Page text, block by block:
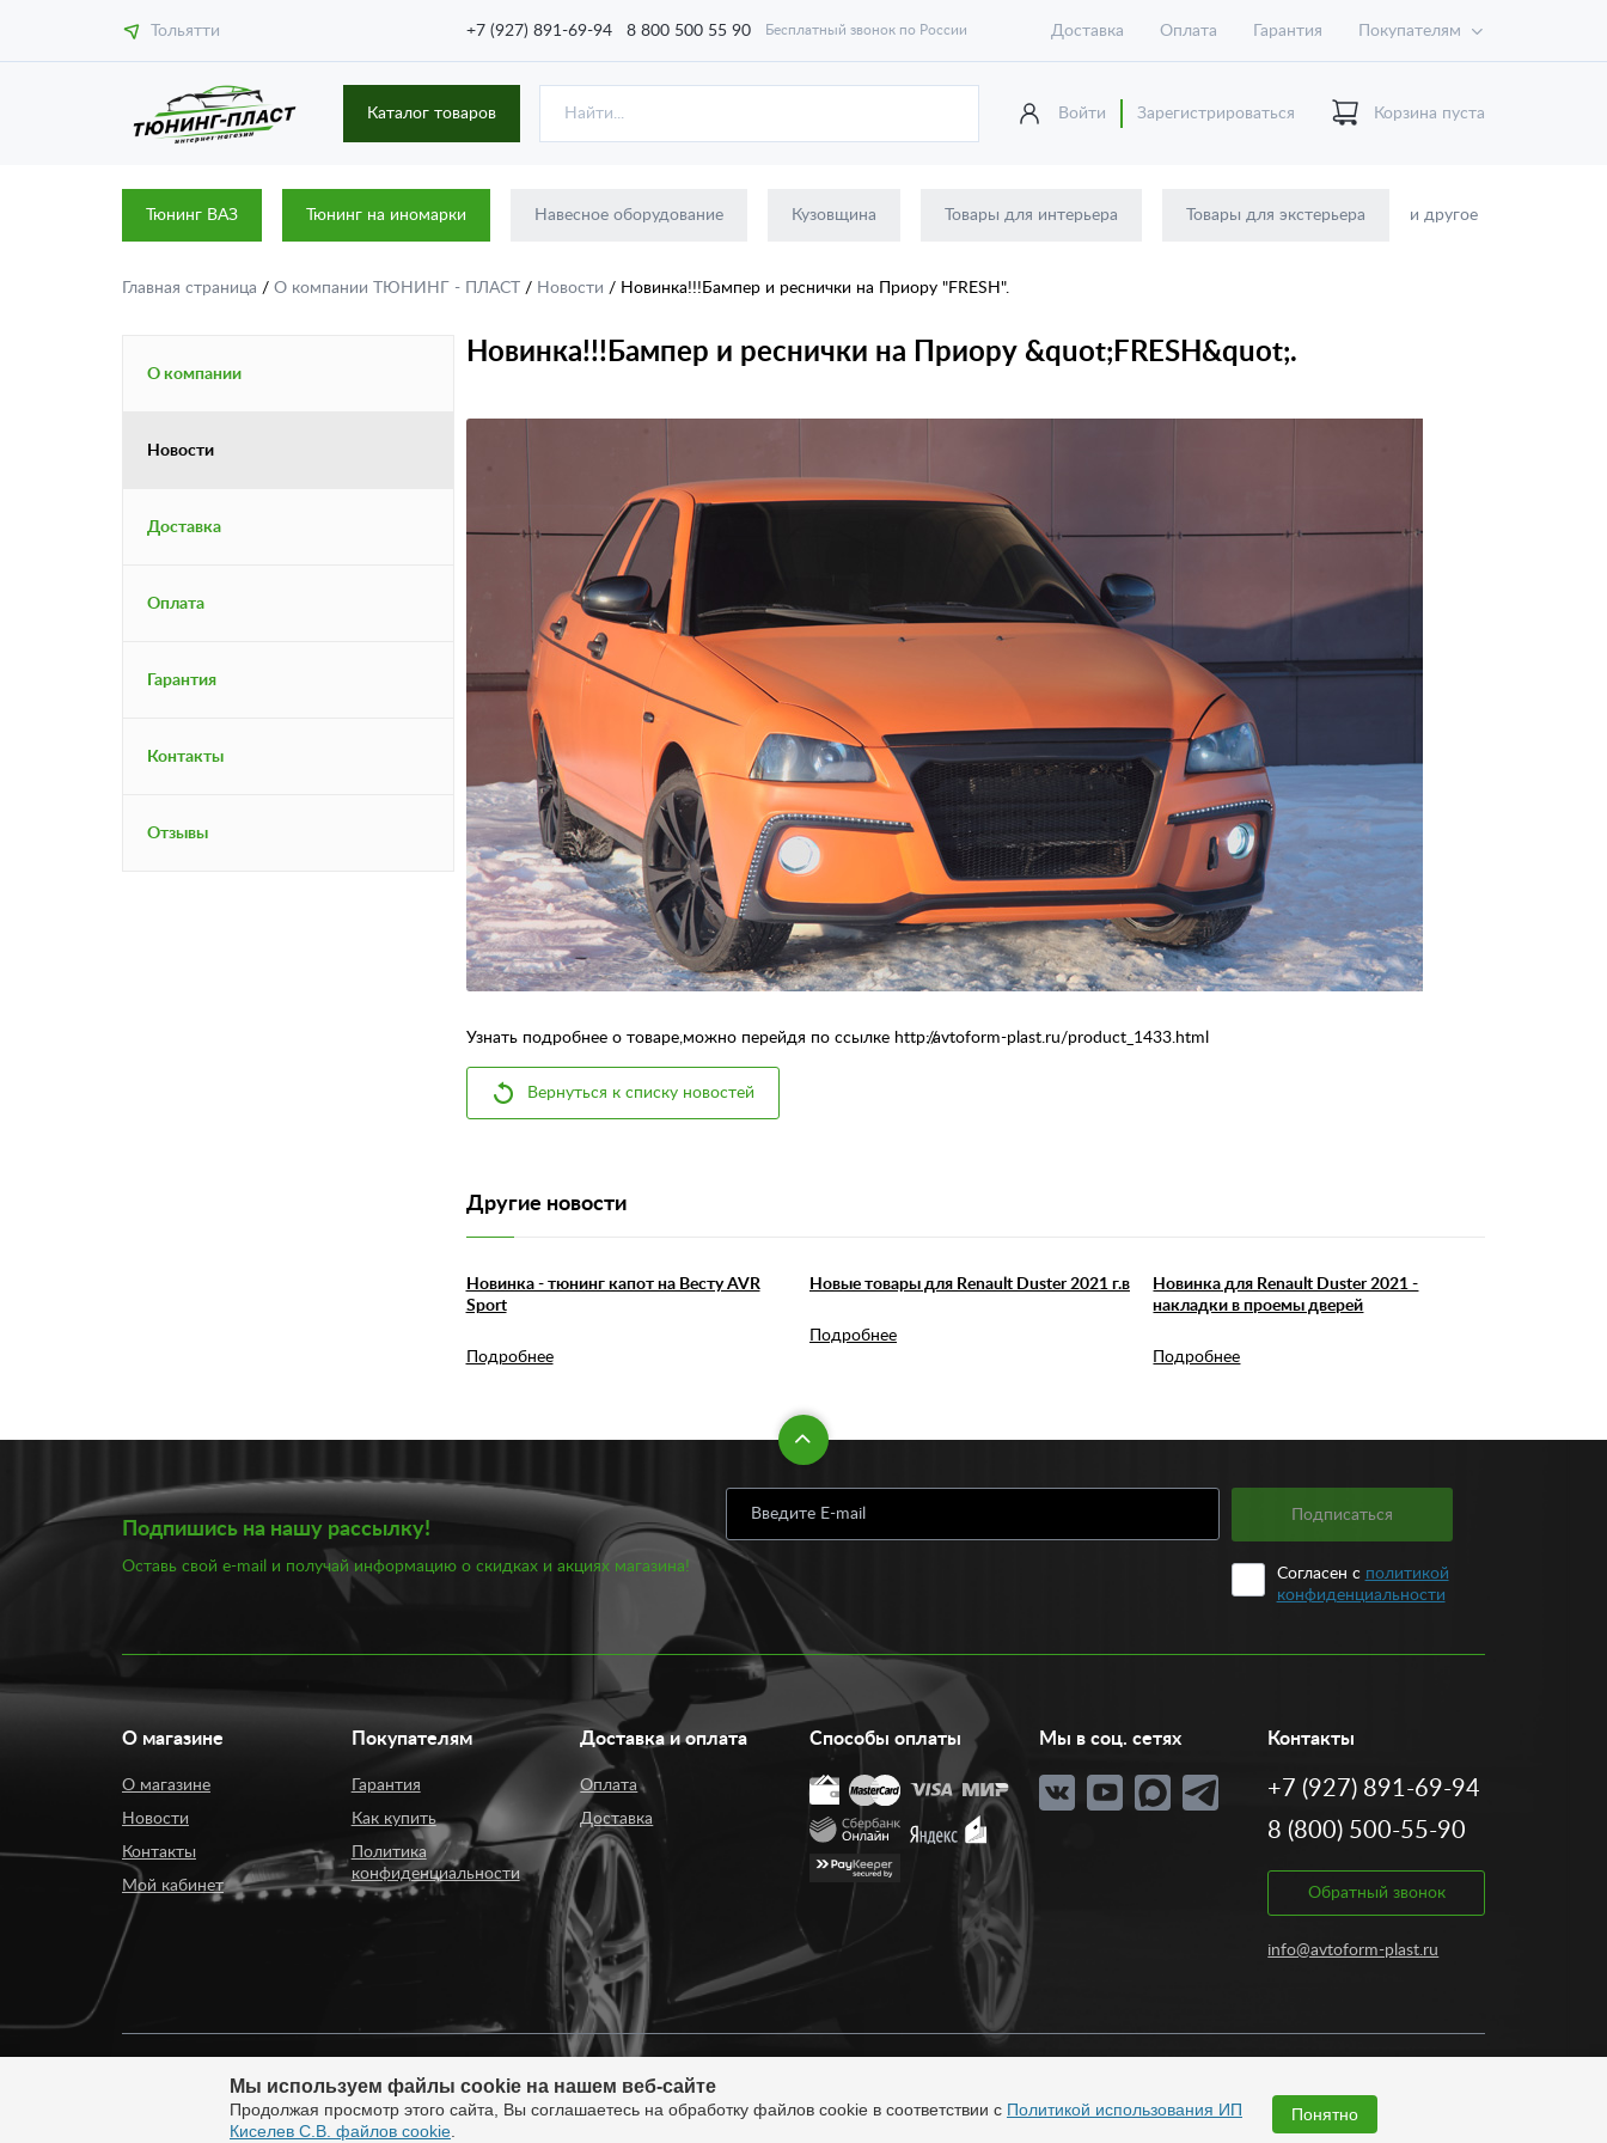
Тольятти +7 (927) 891-69-94 8 800 500 55 90 Бесплатный звонок по России Доставка Оплата Гарантия Покупателям
Каталог товаров Войти Зарегистрироваться Корзина пуста
Тюнинг ВАЗ Тюнинг на иномарки Навесное оборудование Кузовщина Товары для интерьера Товары для экстерьера и другое
Главная страница / О компании ТЮНИНГ - ПЛАСТ / Новости / Новинка!!!Бампер и реснички на Приору "FRESH".
О компании
Новости
Доставка
Оплата
Гарантия
Контакты
Отзывы
Новинка!!!Бампер и реснички на Приору &quot;FRESH&quot;.
Узнать подробнее о товаре,можно перейдя по ссылке http://avtoform-plast.ru/product_1433.html
Вернуться к списку новостей
Другие новости
Новинка - тюнинг капот на Весту AVR
Sport
Подробнее
Новые товары для Renault Duster 2021 г.в
Подробнее
Новинка для Renault Duster 2021 -
накладки в проемы дверей
Подробнее
Подпишись на нашу рассылку!
Оставь свой e-mail и получай информацию о скидках и акциях магазина!
Подписаться
Согласен с политикой
конфиденциальности
О магазине
О магазине
Новости
Контакты
Мой кабинет
Покупателям
Гарантия
Как купить
Политика
конфиденциальности
Доставка и оплата
Оплата
Доставка
Способы оплаты Мы в соц. сетях Контакты
+7 (927) 891-69-94
8 (800) 500-55-90
Обратный звонок
info@avtoform-plast.ru
© 2008 - 2026. ИП Киселев Сергей Вячеславович. Интернет-магазин тюнинга.
Разработка:
Мы используем файлы cookie на нашем веб-сайте
Продолжая просмотр этого сайта, Вы соглашаетесь на обработку файлов cookie в соответствии с Политикой использования ИП
Киселев С.В. файлов cookie
Понятно